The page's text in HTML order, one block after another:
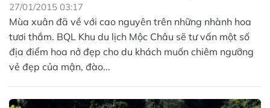
27/01/2015 03:17
Mùa xuân đã về với cao nguyên trên những nhành hoa
tươi thắm. BQL Khu du lịch Mộc Châu sẽ tư vấn một số
địa điểm hoa nở đẹp cho du khách muốn chiêm ngưỡng
vẻ đẹp của mận, đào...